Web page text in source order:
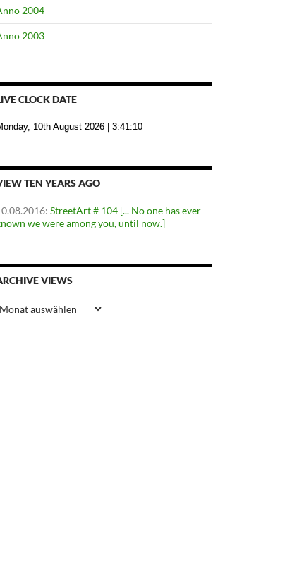
2004
2003
CLOCK DATE
10th August 2026 | 3:41:11
TEN YEARS AGO
: StreetArt # 104 [... No one has ever
we were among you, until now.]
VIEWS
Archive